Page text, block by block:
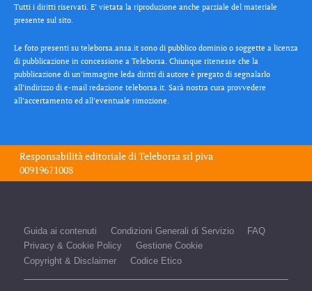
Tutti i diritti riservati. E’ vietata la riproduzione anche parziale del materiale
presente sul sito.
Le foto presenti su teleborsa.ansa.it sono di pubblico dominio o soggette a licenza
di pubblicazione in concessione a Teleborsa. Chiunque ritenesse che la
pubblicazione di un’immagine leda diritti di autore è pregato di segnalarlo
all’indirizzo di e-mail redazione teleborsa.it. Sarà nostra cura provvedere
all’accertamento ed all’eventuale rimozione.
Responsabilità editoriale diTeleborsa srl piva
00919671008
Guida ai contenuti Condizioni Generali di Servizio
FAQ
Privacy & Cookie Policy
Gestione Cookie
Copyright & Disclaimer
Codice Etico